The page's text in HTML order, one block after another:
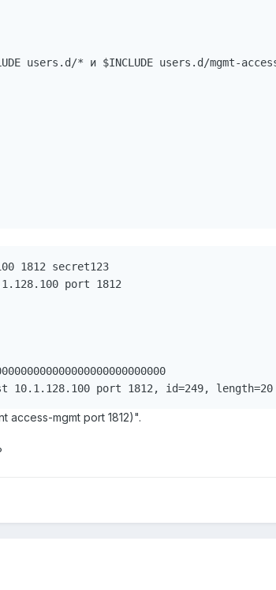
users.d/* и $INCLUDE users.d/mgmt-
1812 secret123
port 1812
access-mgmt port 1812)".